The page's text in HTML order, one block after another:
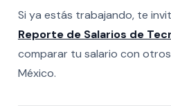
Si ya estás trabajando, te
Reporte de Salarios de
comparar tu salario con
México.